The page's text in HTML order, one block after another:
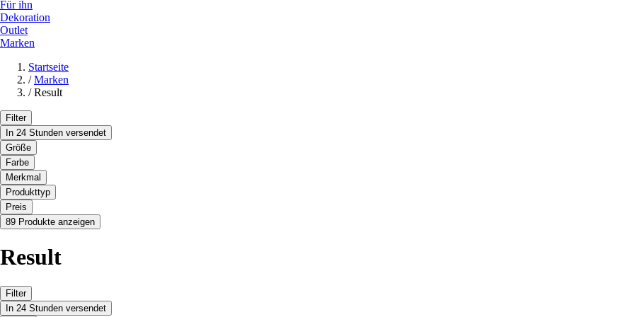
Für ihn
Dekoration
Outlet
Marken
Startseite
/ Marken
/ Result
Filter
In 24 Stunden versendet
Größe
Farbe
Merkmal
Produkttyp
Preis
89 Produkte anzeigen
Result
Filter
In 24 Stunden versendet